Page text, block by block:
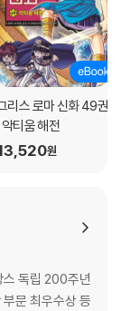
리스 로마 신화 49권
악티움 해전
원
스 독립 200주년
문 최우수상 등